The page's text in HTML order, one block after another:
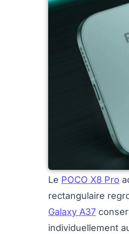
Le POCO X8 Pro
rectangulaire
Galaxy A37
individuellement